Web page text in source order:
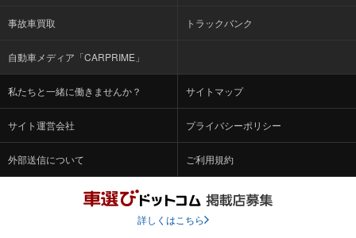
事故車買取 トラックバンク
自動車メディア「CARPRIME」
私たちと一緒に働きませんか？ サイトマップ
サイト運営会社 プライバシーポリシー
外部送信について ご利用規約
詳しくはこちら